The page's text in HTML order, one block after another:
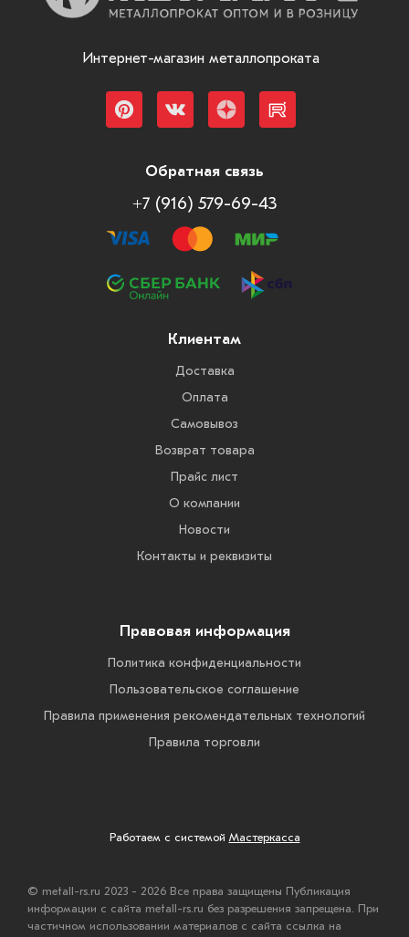
Интернет-магазин металлопроката
Обратная связь
+7 (916) 579-69-43
Клиентам
Доставка
Оплата
Самовывоз
Возврат товара
Прайс лист
О компании
Новости
Контакты и реквизиты
Правовая информация
Политика конфиденциальности
Пользовательское соглашение
Правила применения рекомендательных технологий
Правила торговли
Работаем с системой Мастеркасса
© metall-rs.ru 2023 - 2026 Все права защищены Публикация
информации с сайта metall-rs.ru без разрешения запрещена. При
частичном использовании материалов с сайта ссылка на